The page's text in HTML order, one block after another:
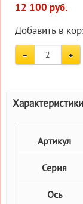
12 100 руб.
Добавить в
Характеристики
Артикул
Серия
Ось